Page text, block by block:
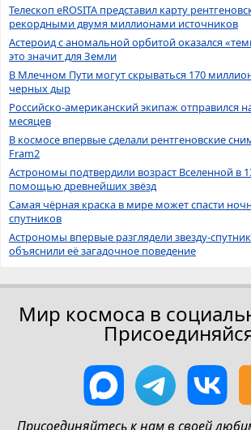
Телескоп eROSITA представил карту
рекордными двумя миллионами источников
Астероид с аномальной орбитой оказался
это значит для Земли
В Млечном Пути могут скрываться 170
черных дыр
Российско-американский экипаж отправился
месяцев
В космосе впервые сделали рентгеновские
Fram2
Астрономы подтвердили возраст Вселенной в
помощью древнейших звёзд
Самая чёрная краска в мире может спасти
спутников
Астрономы впервые разглядели звезду-
объяснили её загадочное поведение
Мир космоса в
Присоединяйтесь к нам в своей